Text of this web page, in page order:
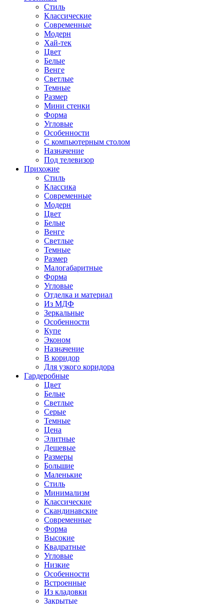
Стиль
Классические
Современные
Модерн
Хай-тек
Цвет
Белые
Венге
Светлые
Темные
Размер
Мини стенки
Форма
Угловые
Особенности
С компьютерным столом
Назначение
Под телевизор
Прихожие
Стиль
Классика
Современные
Модерн
Цвет
Белые
Венге
Светлые
Темные
Размер
Малогабаритные
Форма
Угловые
Отделка и материал
Из МДФ
Зеркальные
Особенности
Купе
Эконом
Назначение
В коридор
Для узкого коридора
Гардеробные
Цвет
Белые
Светлые
Серые
Темные
Цена
Элитные
Дешевые
Размеры
Большие
Маленькие
Стиль
Минимализм
Классические
Скандинавские
Современные
Форма
Высокие
Квадратные
Угловые
Низкие
Особенности
Встроенные
Из кладовки
Закрытые